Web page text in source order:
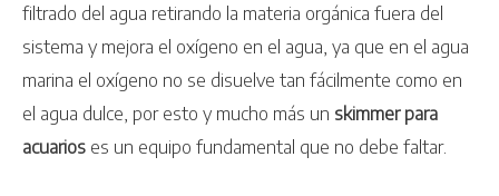
filtrado del agua retirando la materia orgánica fuera del
sistema y mejora el oxígeno en el agua, ya que en el agua
marina el oxígeno no se disuelve tan fácilmente como en
el agua dulce, por esto y mucho más un skimmer para
acuarios es un equipo fundamental que no debe faltar.